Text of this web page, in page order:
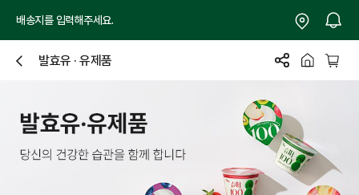
배송지를 입력해주세요.
닫
발효유 · 유제품